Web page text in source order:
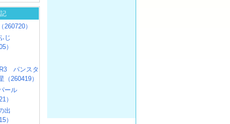
260720）
じ
）
パンスタ
（260419）
ール
）
出
）